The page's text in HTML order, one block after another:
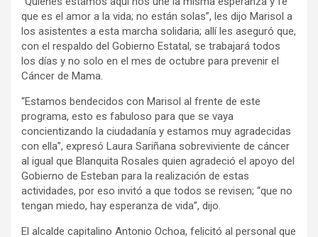
que es el amor a la vida; no están solas”, les dijo Marisol a
los asistentes a esta marcha solidaria; allí les aseguró que,
con el respaldo del Gobierno Estatal, se trabajará todos
los días y no solo en el mes de octubre para prevenir el
Cáncer de Mama.
“Estamos bendecidos con Marisol al frente de este
programa, esto es fabuloso para que se vaya
concientizando la ciudadanía y estamos muy agradecidas
con ella”, expresó Laura Sariñana sobreviviente de cáncer
al igual que Blanquita Rosales quien agradeció el apoyo del
Gobierno de Esteban para la realización de estas
actividades, por eso invitó a que todos se revisen; “que no
tengan miedo, hay esperanza de vida”, dijo.
El alcalde capitalino Antonio Ochoa, felicitó al personal que